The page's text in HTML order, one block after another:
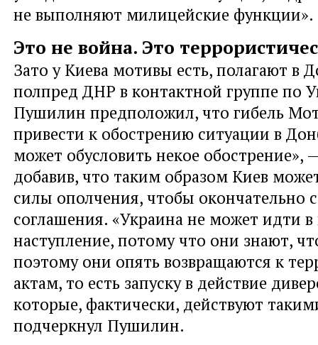
не выполняют милицейские функции».
Это не война. Это
Зато у Киева мотивы есть, полагают в
полпред ДНР в контактной группе по
Пушилин предположил, что гибель
привести к обострению ситуации в
может обусловить некое обострение»,
добавив, что таким образом Киев
силы ополчения, чтобы окончательно
соглашения. «Украина не может идти
наступление, потому что они знают,
поэтому они опять возвращаются к
актам, то есть запуску в действие
которые, фактически, действуют
подчеркнул Пушилин.